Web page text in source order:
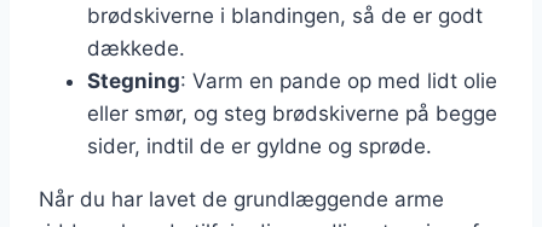
brødskiverne i blandingen, så de er godt
dækkede.
Stegning: Varm en pande op med lidt olie
eller smør, og steg brødskiverne på begge
sider, indtil de er gyldne og sprøde.
Når du har lavet de grundlæggende arme